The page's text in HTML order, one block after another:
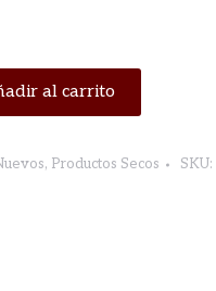
al carrito
, Productos Secos SKU: